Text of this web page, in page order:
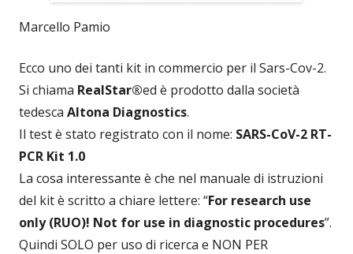
Marcello Pamio
Ecco uno dei tanti kit in commercio per il Sars-Cov-2.
Si chiama RealStar®ed è prodotto dalla società
tedesca Altona Diagnostics.
Il test è stato registrato con il nome: SARS-CoV-2 RT-
PCR Kit 1.0
La cosa interessante è che nel manuale di istruzioni
del kit è scritto a chiare lettere: “For research use
only (RUO)! Not for use in diagnostic procedures”.
Quindi SOLO per uso di ricerca e NON PER